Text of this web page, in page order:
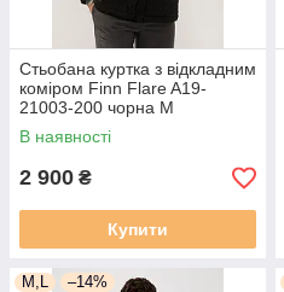
Стьобана куртка з відкладним
коміром Finn Flare A19-
21003-200 чорна M
В наявності
2 900 ₴
Купити
M,L –14%